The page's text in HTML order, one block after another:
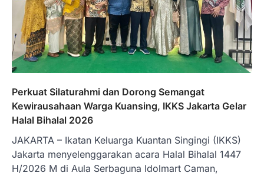
Perkuat Silaturahmi dan Dorong Semangat
Kewirausahaan Warga Kuansing, IKKS Jakarta Gelar
Halal Bihalal 2026
JAKARTA – Ikatan Keluarga Kuantan Singingi (IKKS)
Jakarta menyelenggarakan acara Halal Bihalal 1447
H/2026 M di Aula Serbaguna Idolmart Caman,